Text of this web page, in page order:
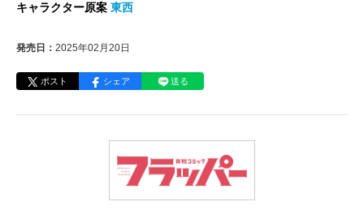
キャラクター原案 東西
発売日： 2025年02月20日
ポスト シェア 送る